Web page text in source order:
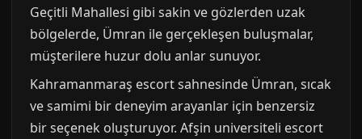
Geçitli Mahallesi gibi sakin ve gözlerden uzak
bölgelerde, Ümran ile gerçekleşen buluşmalar,
müşterilere huzur dolu anlar sunuyor.
Kahramanmaraş escort sahnesinde Ümran, sıcak
ve samimi bir deneyim arayanlar için benzersiz
bir seçenek oluşturuyor. Afşin universiteli escort